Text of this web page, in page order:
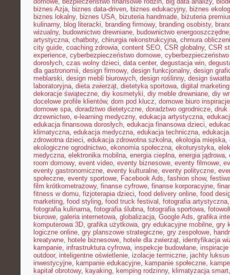
biznes Azja, biznes data-driven, biznes edukacyjny, biznes
biznes lokalny, biznes USA, bizuteria handmade, biżuteria
kulinarny, blog literacki, branding firmowy, branding osobisty,
wizualny, budownictwo drewniane, budownictwo energooszczędne
artystyczna, chatboty, chirurgia rekonstrukcyjna, chmura
city guide, coaching zdrowia, content SEO, CSR globalny, CSR
experience, cyberbezpieczeństwo domowe,
dorosłych, czas wolny dzieci, data center, degustacja win,
dla gastronomii, design firmowy, design funkcjonalny, design
meblarski, design mebli biurowych, design roślinny, design światła
laboratoryjna, dieta zwierząt, dietetyka sportowa, digital marketing
dekoracje świąteczne, diy kosmetyki, diy meble drewniane, diy
docelowe profile klientów, dom pod klucz, domowe biuro inspiracje
domowe spa, doradztwo dietetyczne, doradztwo ogrodnicze, druk
drzewnictwo, e-learning medyczny, edukacja artystyczna,
edukacja finansowa dorosłych, edukacja finansowa dzieci,
klimatyczna, edukacja medyczna, edukacja techniczna,
zdrowotna dzieci, edukacja zdrowotna szkolna, ekologia miejska,
ekologiczne ogrodnictwo, ekonomia społeczna, ekoturystyka,
medyczna, elektronika mobilna, energia cieplna, energia jądrowa,
room domowy, event video, eventy biznesowe, eventy filmowe,
eventy gastronomiczne, eventy kulturalne, eventy polityczne,
społeczne, eventy sportowe, Facebook Ads, fashion show,
film krótkometrażowy, finanse cyfrowe, finanse korporacyjne,
fitness w domu, fizjoterapia dzieci, food delivery online, food
marketing, food styling, food truck festival , fotografia artystyczna
fotografia kulinarna, fotografia ślubna, fotografia sportowa,
biurowe, galeria internetowa, globalizacja, Google Ads, grafika
komputerowa 3D, grafika użytkowa, gry edukacyjne mobilne, gry
logiczne online, gry planszowe strategiczne, gry zespołowe,
kreatywne, hotele biznesowe, hotele dla zwierząt, identyfikacja
kampanie, infrastruktura cyfrowa, inspekcje budowlane,
outdoor, inteligentne oświetlenie, izolacje termiczne, jachty
inwestycyjne, kampanie edukacyjne, kampanie społeczne,
kapitał obrotowy, kayaking, kemping rodzinny, klimatyzacja smart